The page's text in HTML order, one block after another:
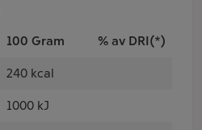
100 Gram % av DRI(*)
240 kcal
1000 kJ